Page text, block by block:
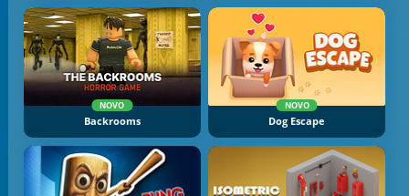
NOVO
Backrooms
NOVO
Dog Escape